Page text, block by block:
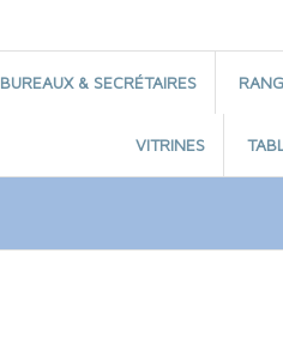
BUREAUX & SECRÉTAIRES
VITRINES